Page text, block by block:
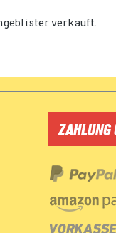
verkauft.
ZAHLUNG